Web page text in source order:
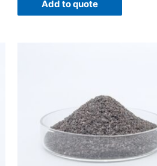
Add to quote